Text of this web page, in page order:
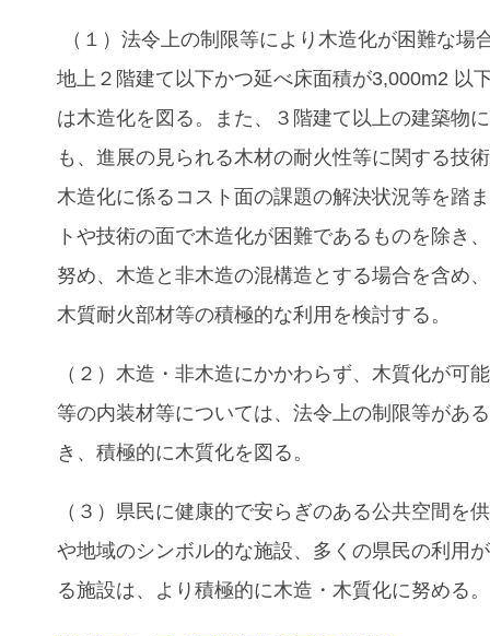
（１）法令上の制限等により木造化が困難な場
地上２階建て以下かつ延べ床面積が3,000m2 以
は木造化を図る。また、３階建て以上の建築物
も、進展の見られる木材の耐火性等に関する技
木造化に係るコスト面の課題の解決状況等を踏
トや技術の面で木造化が困難であるものを除き
努め、木造と非木造の混構造とする場合を含め
木質耐火部材等の積極的な利用を検討する。
（２）木造・非木造にかかわらず、木質化が可
等の内装材等については、法令上の制限等があ
き、積極的に木質化を図る。
（３）県民に健康的で安らぎのある公共空間を
や地域のシンボル的な施設、多くの県民の利用
る施設は、より積極的に木造・木質化に努める